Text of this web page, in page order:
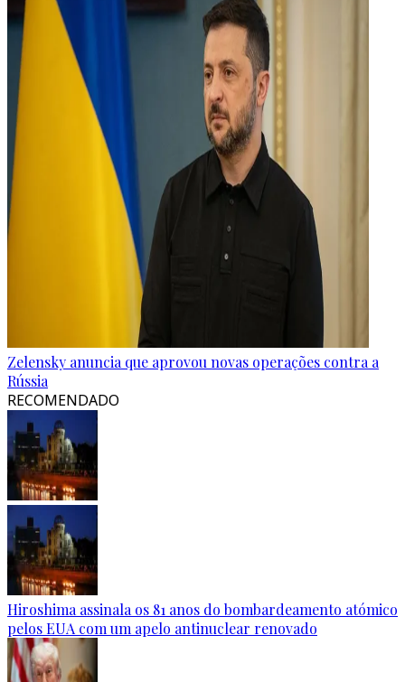
Zelensky anuncia que aprovou novas operações contra a
Rússia
RECOMENDADO
Hiroshima assinala os 81 anos do bombardeamento atómico
pelos EUA com um apelo antinuclear renovado